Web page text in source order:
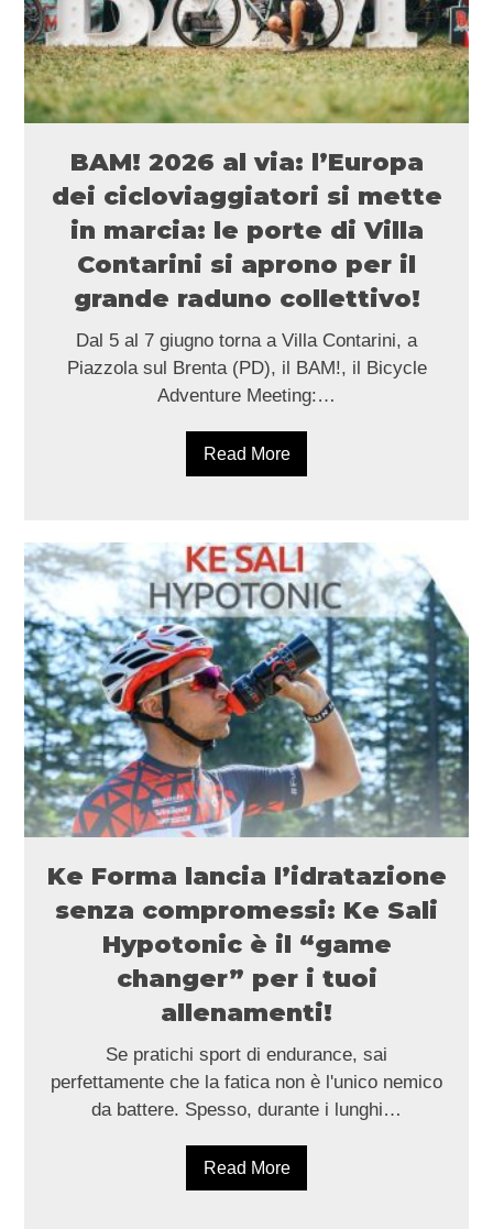
BAM! 2026 al via: l’Europa
dei cicloviaggiatori si mette
in marcia: le porte di Villa
Contarini si aprono per il
grande raduno collettivo!
Dal 5 al 7 giugno torna a Villa Contarini, a
Piazzola sul Brenta (PD), il BAM!, il Bicycle
Adventure Meeting:…
Read More
Ke Forma lancia l’idratazione
senza compromessi: Ke Sali
Hypotonic è il “game
changer” per i tuoi
allenamenti!
Se pratichi sport di endurance, sai
perfettamente che la fatica non è l'unico nemico
da battere. Spesso, durante i lunghi…
Read More